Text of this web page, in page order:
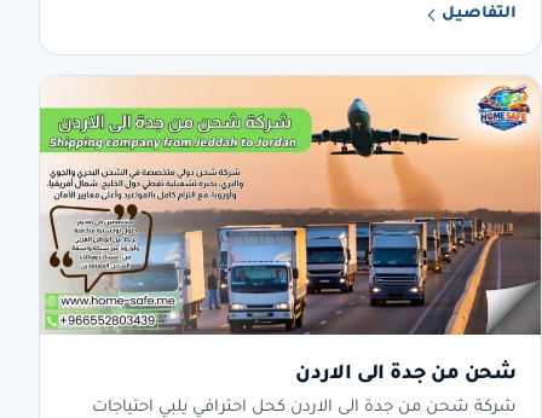
التفاصيل
شحن من جدة الى الاردن
شركة شحن من جدة الى الاردن كحل احترافي يلبي احتياجات